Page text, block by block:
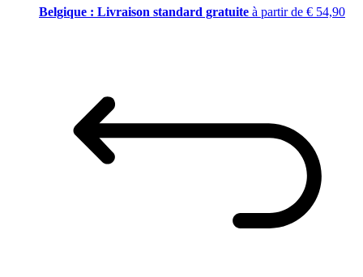
Belgique : Livraison standard gratuite à partir de € 54,90